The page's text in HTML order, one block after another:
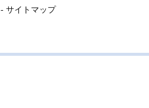
- サイトマップ